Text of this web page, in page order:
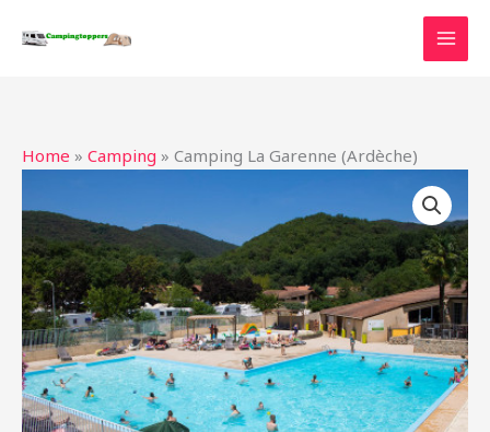
naar
Home » Camping » Camping La Garenne (Ardèche)